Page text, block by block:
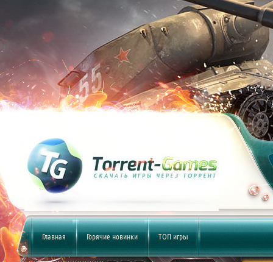
Главная Горячие новинки ТОП игры